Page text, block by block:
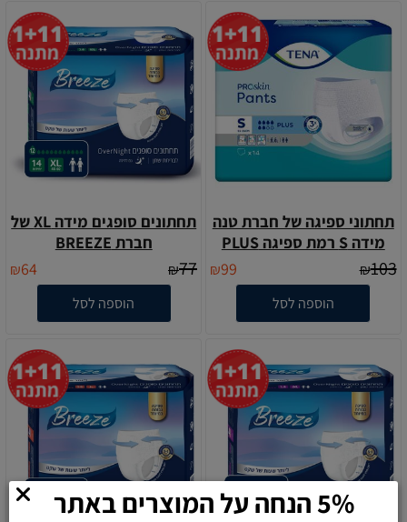
תחתוני ספיגה של חברת טנה
מידה S רמת ספיגה PLUS
₪103
₪99
הוספה לסל
תחתונים סופגים מידה XL של
חברת BREEZE
₪77
₪64
הוספה לסל
5% הנחה על המוצרים באתר
בהזנת הקוד- MEDIX5